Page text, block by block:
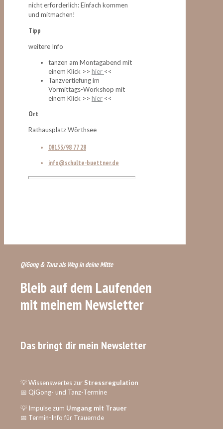
nicht erforderlich: Einfach kommen
und mitmachen!
Tipp
weitere Info
tanzen am Montagabend mit
einem Klick >> hier <<
Tanzvertiefung im
Vormittags-Workshop mit
einem Klick >> hier <<
Ort
Rathausplatz Wörthsee
08153/98 77 28
info@schulte-buettner.de
QiGong & Tanz als Weg in deine Mitte
Bleib auf dem Laufenden
mit meinem Newsletter
Das bringt dir mein Newsletter
💡 Wissenswertes zur Stressregulation
📅 QiGong- und Tanz-Termine
💡 Impulse zum Umgang mit Trauer
📅 Termin-Info für Trauernde